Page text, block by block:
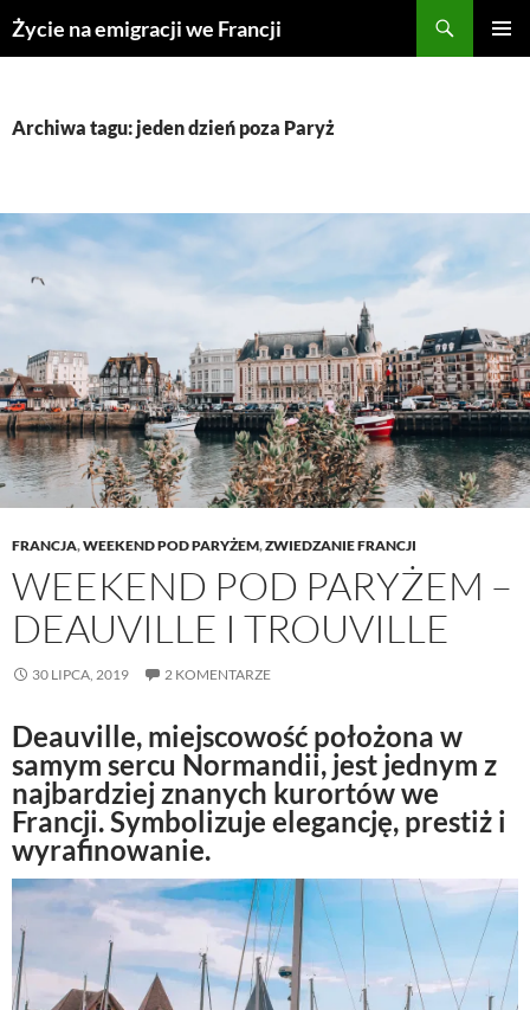
Przejdź
doŻycie na emigracji we Francji
Archiwa tagu: jeden dzień poza Paryż
FRANCJA,WEEKEND POD PARYŻEM,ZWIEDZANIE FRANCJI
WEEKEND POD PARYŻEM –
DEAUVILLE I TROUVILLE
30 LIPCA, 2019 2 KOMENTARZE
Deauville, miejscowość położona w
samym sercu Normandii, jest jednym z
najbardziej znanych kurortów we
Francji. Symbolizuje elegancję, prestiż i
wyrafinowanie.